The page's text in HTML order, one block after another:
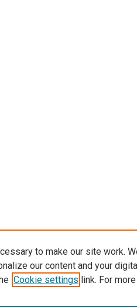
to make our site work.
our content and your
Cookie settings link. For